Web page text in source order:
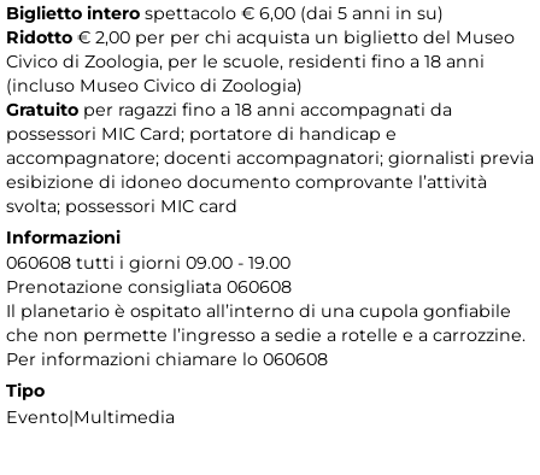
Biglietto intero spettacolo € 6,00 (dai 5 anni in su)
Ridotto € 2,00 per per chi acquista un biglietto del Museo
Civico di Zoologia, per le scuole, residenti fino a 18 anni
(incluso Museo Civico di Zoologia)
Gratuito per ragazzi fino a 18 anni accompagnati da
possessori MIC Card; portatore di handicap e
accompagnatore; docenti accompagnatori; giornalisti previa
esibizione di idoneo documento comprovante l’attività
svolta; possessori MIC card
Informazioni
060608 tutti i giorni 09.00 - 19.00
Prenotazione consigliata 060608
​Il planetario è ospitato all’interno di una cupola gonfiabile
che non permette l’ingresso a sedie a rotelle e a carrozzine.
Per informazioni chiamare lo 060608
Tipo
Evento|Multimedia